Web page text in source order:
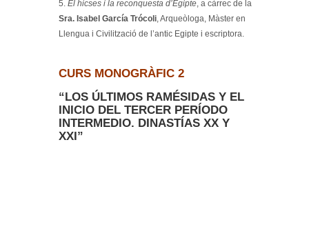
5. El hicses i la reconquesta d’Egipte , a càrrec de la
Sra. Isabel García Trócoli , Arqueòloga, Màster en
Llengua i Civilització de l’antic Egipte i escriptora.
CURS MONOGRÀFIC 2
“LOS ÚLTIMOS RAMÉSIDAS Y EL
INICIO DEL TERCER PERÍODO
INTERMEDIO. DINASTÍAS XX Y
XXI”